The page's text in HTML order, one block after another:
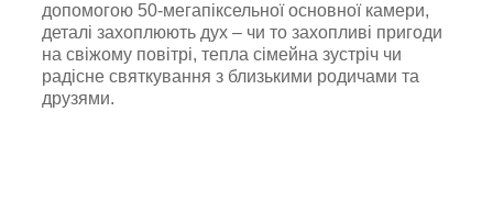
допомогою 50-мегапіксельної основної камери,
деталі захоплюють дух – чи то захопливі пригоди
на свіжому повітрі, тепла сімейна зустріч чи
радісне святкування з близькими родичами та
друзями.